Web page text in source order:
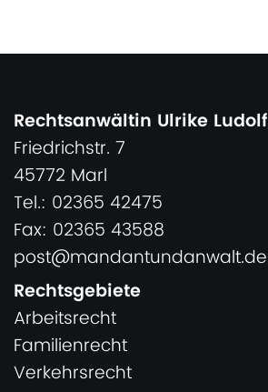
Rechtsanwältin Ulrike Ludolf
Friedrichstr. 7
45772 Marl
Tel.: 02365 42475
Fax: 02365 43588
post@mandantundanwalt.de
Rechtsgebiete
Arbeitsrecht
Familienrecht
Verkehrsrecht